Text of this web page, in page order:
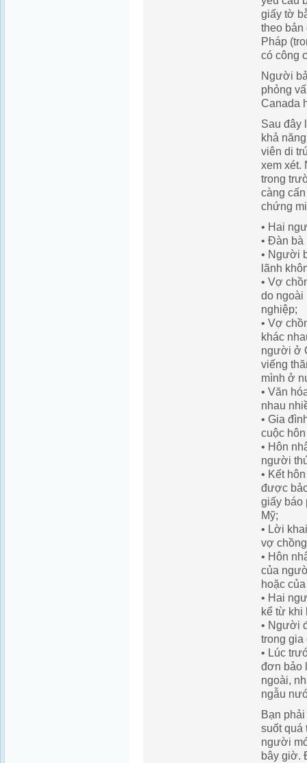
giấy tờ
theo bản
Pháp
có công
Người
phỏng
Canada
Sau đây
khả
viên di
xem xét.
trong
càng
chứng
• Hai
• Đàn
• Người
lãnh
• Vợ
do ngoài
nghiệp;
• Vợ
khác
người ở
viếng
mình ở
• Văn
nhau
• Gia
cuộc
• Hôn
người
• Kết
được
giấy báo
Mỹ;
• Lời
vợ
• Hôn
của
hoặc
• Hai
kể từ khi
• Người
trong gia
• Lúc
đơn bảo
ngoài,
ngẫu
Bạn
suốt quá
người
bây giờ.